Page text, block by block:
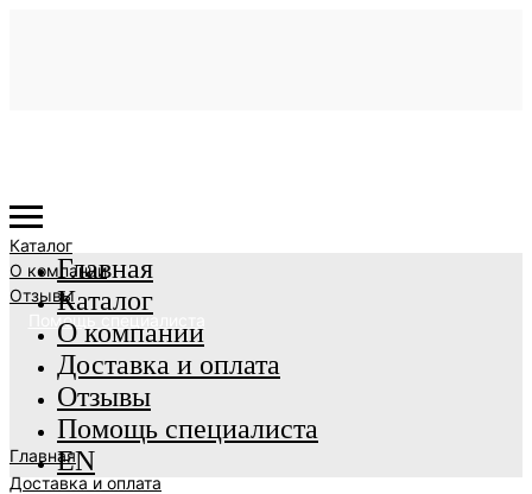
Каталог
О компании
Отзывы
Помощь специалиста
Главная
Доставка и оплата
Главная
Каталог
О компании
Доставка и оплата
Отзывы
Помощь специалиста
EN